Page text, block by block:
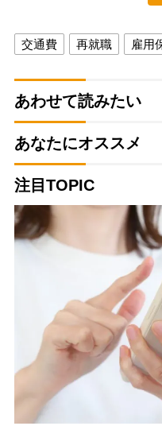
交通費 再就職 雇用
あわせて読みたい
あなたにオススメ
注目TOPIC